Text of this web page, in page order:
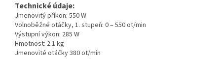
Technické údaje:
Jmenovitý příkon: 550 W
Volnoběžné otáčky, 1. stupeň: 0 – 550 ot/min
Výstupní výkon: 285 W
Hmotnost: 2.1 kg
Jmenovité otáčky 380 ot/min